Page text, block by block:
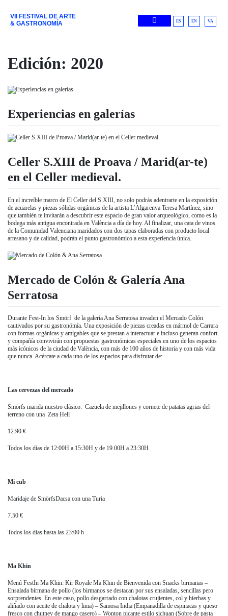
VII FESTIVAL DE ARTE
& GASTRONOMÍA
ES EN VA
Edición: 2020
Experiencias en galerías
Celler S.XIII de Proava / Marid(ar-te)
en el Celler medieval.
En el increíble marco de El Celler del S.XIII, no solo podrás adentrarte en la exposición
de acuarelas y piezas sólidas orgánicas de la artista L’Algarenya Teresa Martínez, sino
que también te invitarán a descubrir este espacio de gran valor arqueológico, como es la
bodega más antigua encontrada en València a día de hoy. Al finalizar, una cata de vinos
de la Comunidad Valenciana maridados con dos tapas elaboradas con producto local
artesano y de calidad, podrán el punto gastronómico a esta experiencia única.
Mercado de Colón & Galería Ana
Serratosa
Durante Fest-In los Smörf de la galería Ana Serratosa invaden el Mercado Colón
cautivados por su gastronómía. Una exposición de piezas creadas en mármol de Carrara
con formas orgánicas y amigables que se prestan a interactuar e incluso generan confort
y compañía convivirán con propuestas gastronómicas especiales en uno de los espacios
más icónicos de la ciudad de València, con más de 100 años de historia y con más vida
que nunca. Acércate a cada uno de los espacios para disfrutar de:
Las cervezas del mercado
Smörfs marida nuestro clásico: Cazuela de mejillones y cornete de patatas agrias del
terreno con una Zeta Hell
12.90 €
Todos los días de 12:00H a 15:30H y de 19.00H a 23:30H
Mi cub
Maridaje de SmörfsDacsa con una Turia
7.50 €
Todos los días hasta las 23:00 h
Ma Khin
Menú FestIn Ma Khin: Kir Royale Ma Khin de Bienvenida con Snacks birmanas –
Ensalada birmana de pollo (los birmanos se destacan por sus ensaladas, sencillas pero
sorprendentes. En este caso, pollo desgarrado con chalotas crujientes, col y hierbas y
aliñado con aceite de chalota y lima) – Samosa India (Empanadilla de espinacas y queso
fresco con chutney de mango casero) – Wonton picante estilo sichuan (Sobre de pasta